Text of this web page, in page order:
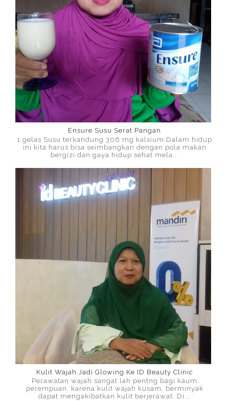
Ensure Susu Serat Pangan
1 gelas Susu terkandung 306 mg kalsium Dalam hidup
ini kita harus bisa seimbangkan dengan pola makan
bergizi dan gaya hidup sehat mela...
Kulit Wajah Jadi Glowing Ke ID Beauty Clinic
Perawatan wajah sangat lah pentng bagi kaum
perempuan, karena kulit wajah kusam, berminyak
dapat mengakibatkan kulit berjerawat. Di...